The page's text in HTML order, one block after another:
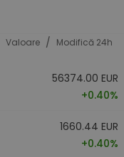
Valoare / Modifică 24h
56374.00 EUR
+0.40%
1660.44 EUR
+0.40%